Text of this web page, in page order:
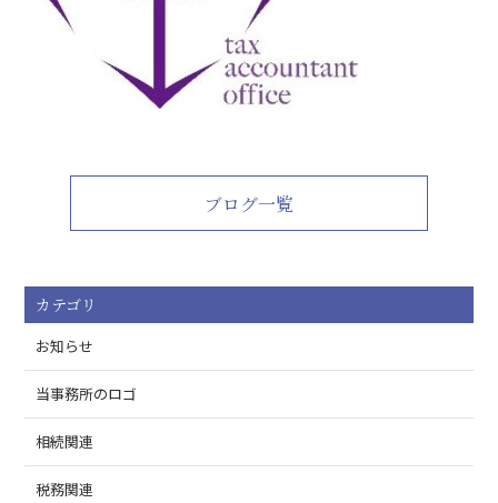
ブログ一覧
カテゴリ
お知らせ
当事務所のロゴ
相続関連
税務関連